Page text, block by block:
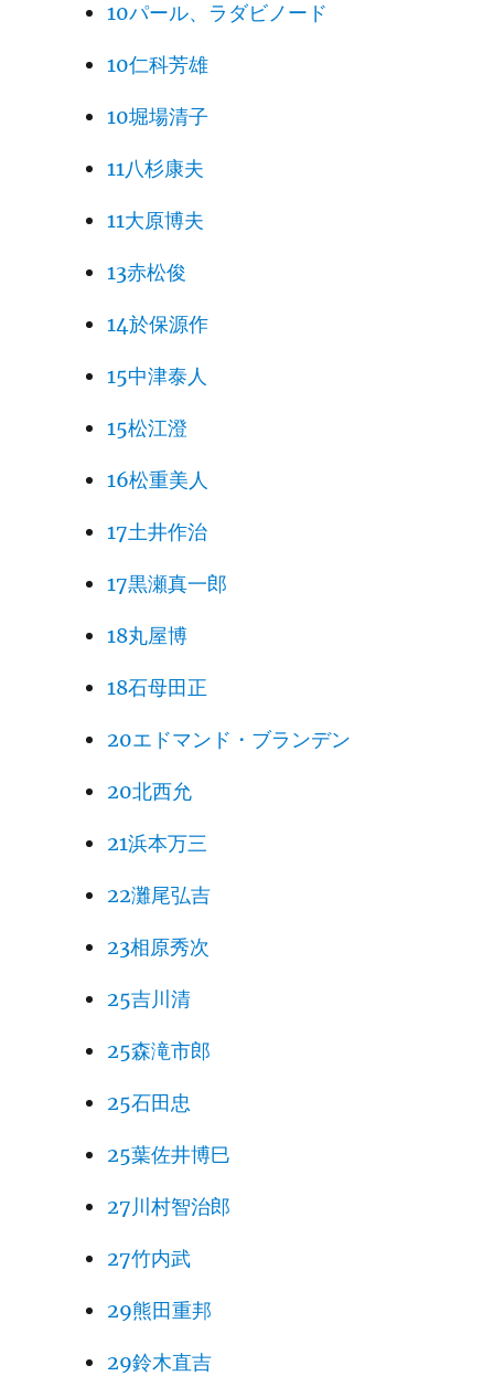
10パール、ラダビノード
10仁科芳雄
10堀場清子
11八杉康夫
11大原博夫
13赤松俊
14於保源作
15中津泰人
15松江澄
16松重美人
17土井作治
17黒瀬真一郎
18丸屋博
18石母田正
20エドマンド・ブランデン
20北西允
21浜本万三
22灘尾弘吉
23相原秀次
25吉川清
25森滝市郎
25石田忠
25葉佐井博巳
27川村智治郎
27竹内武
29熊田重邦
29鈴木直吉